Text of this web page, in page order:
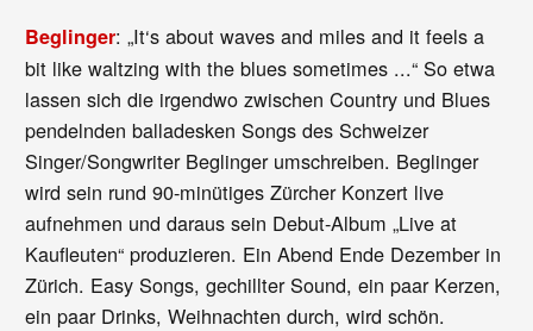
Beglinger: „It‘s about waves and miles and it feels a
bit like waltzing with the blues sometimes ...“ So etwa
lassen sich die irgendwo zwischen Country und Blues
pendelnden balladesken Songs des Schweizer
Singer/Songwriter Beglinger umschreiben. Beglinger
wird sein rund 90-minütiges Zürcher Konzert live
aufnehmen und daraus sein Debut-Album „Live at
Kaufleuten“ produzieren. Ein Abend Ende Dezember in
Zürich. Easy Songs, gechillter Sound, ein paar Kerzen,
ein paar Drinks, Weihnachten durch, wird schön.